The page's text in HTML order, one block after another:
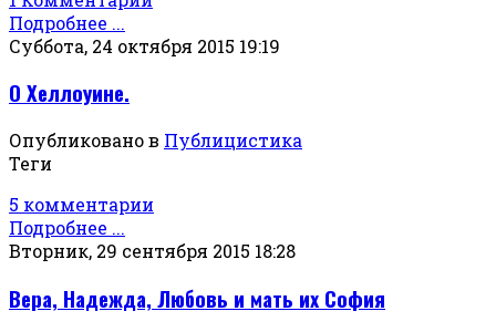
Подробнее ...
Суббота, 24 октября 2015 19:19
О Хеллоуине.
Опубликовано в Публицистика
Теги
5 комментарии
Подробнее ...
Вторник, 29 сентября 2015 18:28
Вера, Надежда, Любовь и мать их София